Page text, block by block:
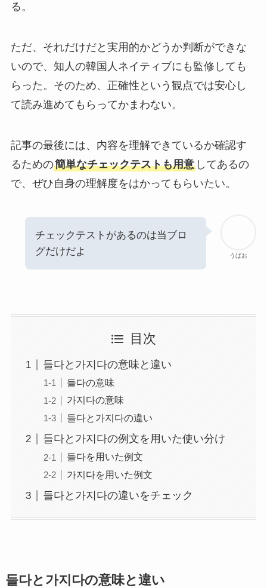
る。
ただ、それだけだと実用的かどうか判断ができな
いので、知人の韓国人ネイティブにも監修しても
らった。そのため、正確性という観点では安心し
て読み進めてもらってかまわない。
記事の最後には、内容を理解できているか確認す
るための簡単なチェックテストも用意してあるの
で、ぜひ自身の理解度をはかってもらいたい。
うぱお
チェックテストがあるのは当ブロ
グだけだよ
目次
들다と가지다の意味と違い
들다の意味
가지다の意味
들다と가지다の違い
들다と가지다の例文を用いた使い分け
들다を用いた例文
가지다を用いた例文
들다と가지다の違いをチェック
들다と가지다の意味と違い